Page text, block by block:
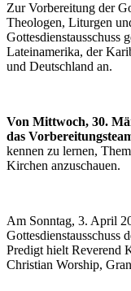
Zur Vorbereitung der
Theologen, Liturgen
Gottesdienstausschuss
Lateinamerika, der
und Deutschland an.
Von Mittwoch, 30.
das
kennen zu lernen,
Kirchen anzuschauen.
Am Sonntag, 3. April
Gottesdienstausschuss
Predigt hielt Reverend
Christian Worship,